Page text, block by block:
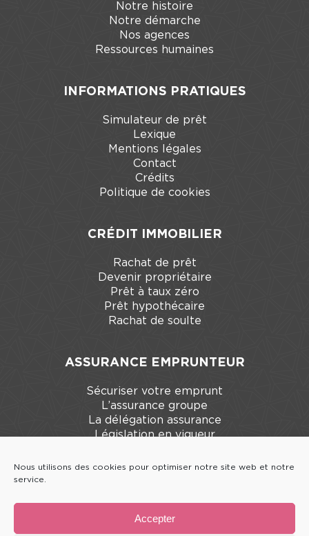
Nous utilisons des cookies pour optimiser notre site web et notre
service.
Accepter
Notre histoire
Notre démarche
Nos agences
Ressources humaines
INFORMATIONS PRATIQUES
Simulateur de prêt
Lexique
Mentions légales
Contact
Crédits
Politique de cookies
CRÉDIT IMMOBILIER
Rachat de prêt
Devenir propriétaire
Prêt à taux zéro
Prêt hypothécaire
Rachat de soulte
ASSURANCE EMPRUNTEUR
Sécuriser votre emprunt
L’assurance groupe
La délégation assurance
Législation en vigueur
Notre accompagnement
Nos domaines d’intervention